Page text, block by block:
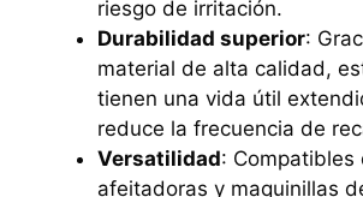
riesgo de irritación.
Durabilidad superior:
material de alta calidad,
tienen una vida útil
reduce la frecuencia de
Versatilidad: Compatibles
afeitadoras y maquinillas